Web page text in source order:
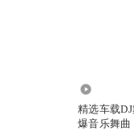
精选车载
爆音乐舞曲